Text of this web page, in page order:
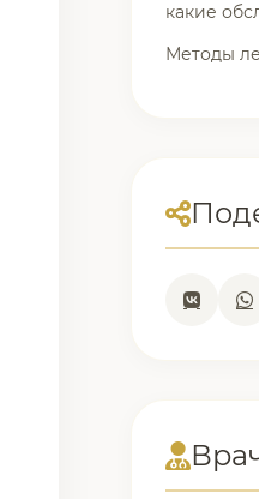
какие
Методы